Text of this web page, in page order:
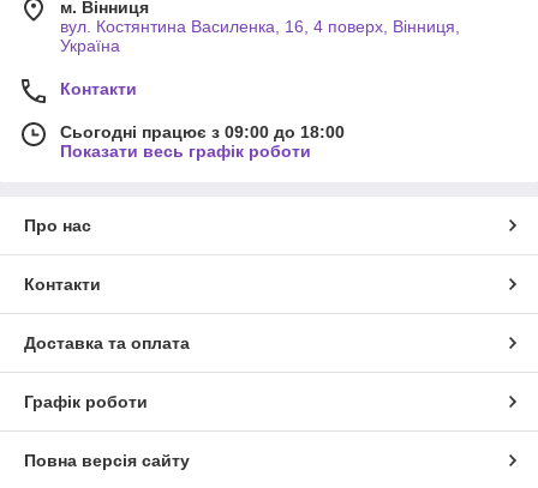
м. Вінниця
вул. Костянтина Василенка, 16, 4 поверх, Вінниця,
Україна
Контакти
Сьогодні працює з 09:00 до 18:00
Показати весь графік роботи
Про нас
Контакти
Доставка та оплата
Графік роботи
Повна версія сайту